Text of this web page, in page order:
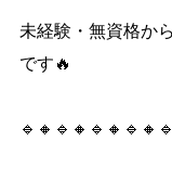
未経験・無資格か
です🔥